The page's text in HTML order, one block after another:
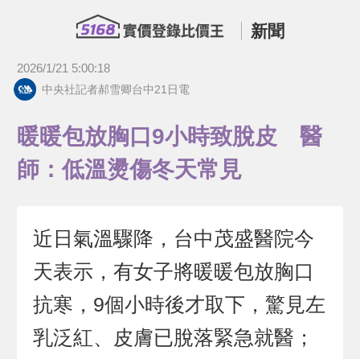
新聞
2026/1/21 5:00:18
中央社記者郝雪卿台中21日電
暖暖包放胸口9小時致脫皮 醫
師：低溫燙傷冬天常見
近日氣溫驟降，台中茂盛醫院今
天表示，有女子將暖暖包放胸口
抗寒，9個小時後才取下，驚見左
乳泛紅、皮膚已脫落緊急就醫；